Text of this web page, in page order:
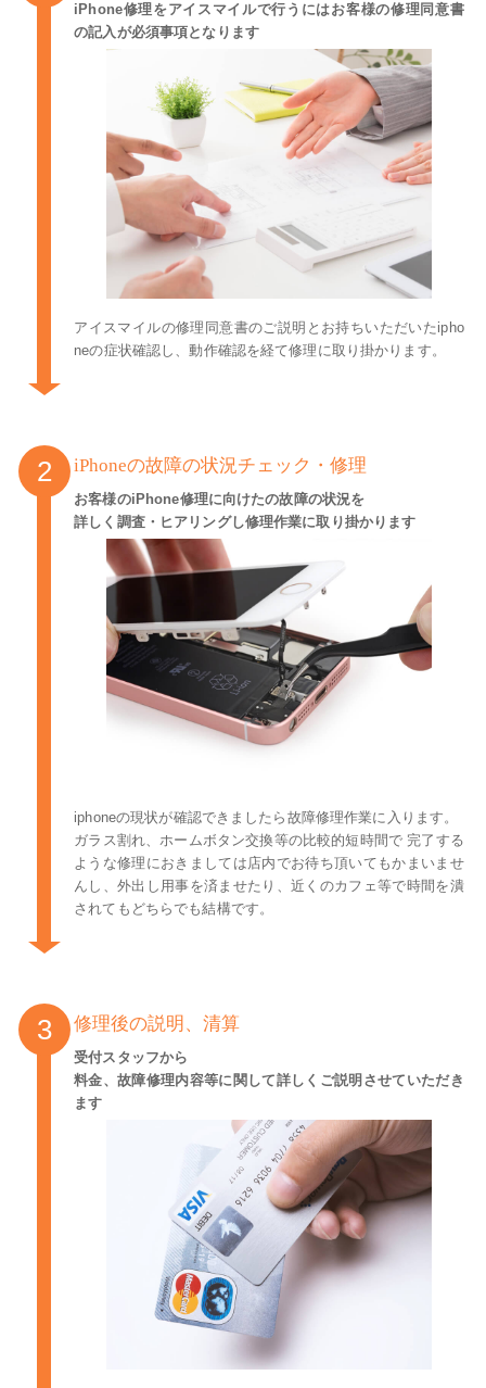
iPhone修理をアイスマイルで行うにはお客様の修理同意書
の記入が必須事項となります
アイスマイルの修理同意書のご説明とお持ちいただいたipho
neの症状確認し、動作確認を経て修理に取り掛かります。
iPhoneの故障の状況チェック・修理
お客様のiPhone修理に向けたの故障の状況を
詳しく調査・ヒアリングし修理作業に取り掛かります
iphoneの現状が確認できましたら故障修理作業に入ります。
ガラス割れ、ホームボタン交換等の比較的短時間で 完了する
ような修理におきましては店内でお待ち頂いてもかまいませ
んし、外出し用事を済ませたり、近くのカフェ等で時間を潰
されてもどちらでも結構です。
修理後の説明、清算
受付スタッフから
料金、故障修理内容等に関して詳しくご説明させていただき
ます